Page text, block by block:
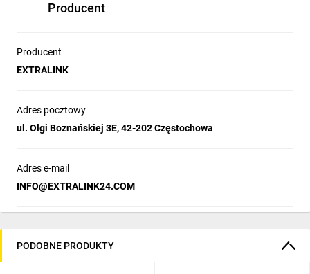
Producent
Producent
EXTRALINK
Adres pocztowy
ul. Olgi Boznańskiej 3E, 42-202 Częstochowa
Adres e-mail
INFO@EXTRALINK24.COM
PODOBNE PRODUKTY